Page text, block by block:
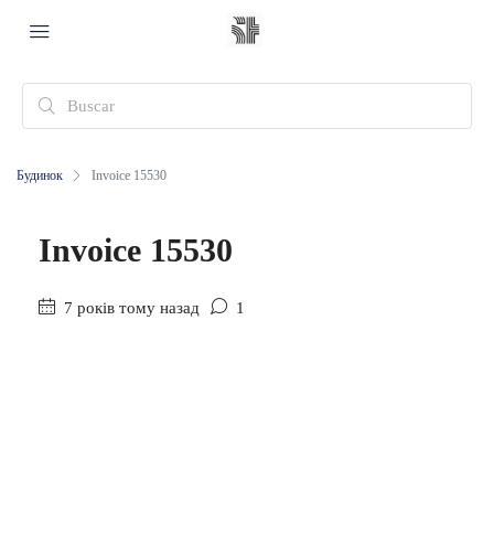
Будинок Invoice 15530
Invoice 15530
7 років тому назад 1